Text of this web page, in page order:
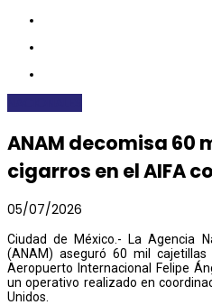
ANAM decomisa 60
cigarros en el AIFA
05/07/2026
Ciudad de México.- La Agencia
(ANAM) aseguró 60 mil
Aeropuerto Internacional Felipe
un operativo realizado en
Unidos.